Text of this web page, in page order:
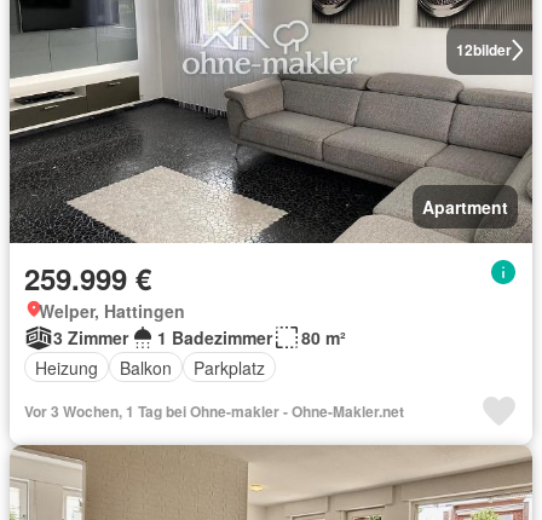
12bilder
Apartment
259.999 €
Welper, Hattingen
3 Zimmer
1 Badezimmer
80 m²
Heizung
Balkon Parkplatz
Vor 3 Wochen, 1 Tag bei Ohne-makler - Ohne-Makler.net